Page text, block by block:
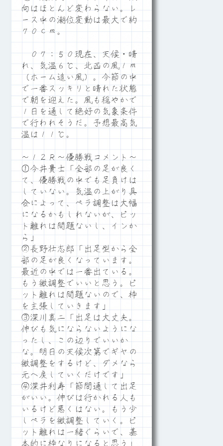
向はほとんど変わらない。レ
ース中の潮位変動は最大で約
７０ｃｍ。
０７：５０現在、天候・晴
れ、気温６℃、北西の風１ｍ
（ホーム追い風）。今節の中
で一番スッキリと晴れた状態
で朝を迎えた。風も穏やかで
１日を通して絶好の気象条件
で行われそうだ。予想最高気
温は１１℃。
～１２Ｒ～優勝戦コメント～
①今井貴士「全部の足が良く
て、優勝戦の中でも足負けは
していない。気温の上がり具
合によって、ペラ調整は大幅
になるかもしれないが、ピッ
ト離れは問題ないし、インか
ら」
②長野壮志郎「出足型から全
部の足が良くなっています。
最近の中では一番出ている。
もう微調整でいいと思う。ピ
ット離れは問題ないので、枠
を主張していきます」
③深川真二「出足は大丈夫。
伸びも気にならないようにな
ったし、この辺りでいいか
な。明日の天候次第でギヤの
微調整をするけど、ダメなら
元へ戻していくだけです」
④深井利寿「節間通して出足
がいい。伸びは行かれる人も
いるけど悪くはない。もう少
しペラを微調整していく。ピ
ット離れは一緒ぐらいで、基
本的に枠なりになると思う」